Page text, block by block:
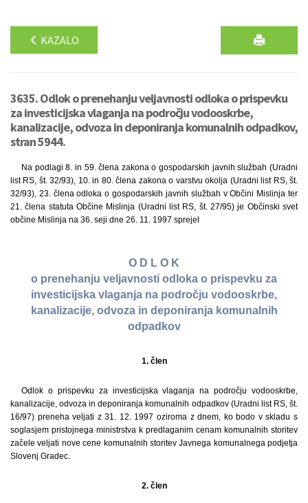
KAZALO
3635. Odlok o prenehanju veljavnosti odloka o prispevku
za investicijska vlaganja na področju vodooskrbe,
kanalizacije, odvoza in deponiranja komunalnih odpadkov,
stran 5944.
Na podlagi 8. in 59. člena zakona o gospodarskih javnih službah (Uradni
list RS, št. 32/93), 10. in 80. člena zakona o varstvu okolja (Uradni list RS, št.
32/93), 23. člena odloka o gospodarskih javnih službah v Občini Mislinja ter
21. člena statuta Občine Mislinja (Uradni list RS, št. 27/95) je Občinski svet
občine Mislinja na 36. seji dne 26. 11. 1997 sprejel
O D L O K
o prenehanju veljavnosti odloka o prispevku za
investicijska vlaganja na področju vodooskrbe,
kanalizacije, odvoza in deponiranja komunalnih
odpadkov
1. člen
Odlok o prispevku za investicijska vlaganja na področju vodooskrbe,
kanalizacije, odvoza in deponiranja komunalnih odpadkov (Uradni list RS, št.
16/97) preneha veljati z 31. 12. 1997 oziroma z dnem, ko bodo v skladu s
soglasjem pristojnega ministrstva k predlaganim cenam komunalnih storitev
začele veljati nove cene komunalnih storitev Javnega komunalnega podjetja
Slovenj Gradec.
2. člen